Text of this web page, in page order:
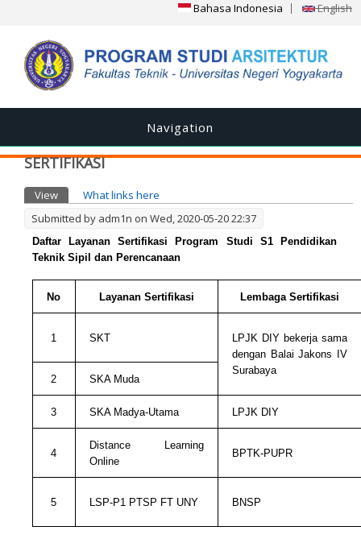
Bahasa Indonesia English
Navigation
SERTIFIKASI
Primary tabs
View (active tab)
What links here
Submitted by adm1n on Wed, 2020-05-20 22:37
Daftar Layanan Sertifikasi Program Studi S1 Pendidikan
Teknik Sipil dan Perencanaan
No Layanan Sertifikasi Lembaga Sertifikasi
1 SKT
LPJK DIY bekerja sama
dengan Balai Jakons IV
Surabaya
2 SKA Muda
3 SKA Madya-Utama LPJK DIY
4
Distance Learning
Online
BPTK-PUPR
5 LSP-P1 PTSP FT UNY BNSP